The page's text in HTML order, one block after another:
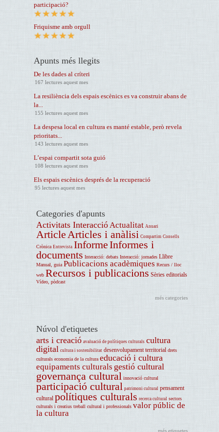
participació?
Friquisme amb orgull
Apunts més llegits
De les dades al críteri
167 lectures aquest mes
La resiliència dels espais escènics es va construir abans de
la...
155 lectures aquest mes
La despesa local en cultura es manté estable, però revela
prioritats...
143 lectures aquest mes
L’espai compartit sota guió
108 lectures aquest mes
Els espais escènics després de la recuperació
95 lectures aquest mes
Categories d'apunts
Activitats Interacció Actualitat Anuari
Article Articles i anàlisi Compartim Consells
Crònica Entrevista InformeInformes i
documents Interacció: debats Interacció: jornades Llibre
Manual, guia Publicacions acadèmiques Recurs / lloc
web Recursos i publicacions Sèries editorials
Vídeo, pòdcast
més categories
Núvol d'etiquetes
arts i creació avaluació de polítiques culturals cultura
digital cultura i sostenibilitat desenvolupament territorial drets
culturals economia de la cultura educació i cultura
equipaments culturals gestió cultural
governança cultural innovació cultural
participació cultural patrimoni cultural pensament
cultural polítiques culturals recerca cultural sectors
culturals i creatius treball cultural i professionals valor públic de
la cultura
més etiquetes